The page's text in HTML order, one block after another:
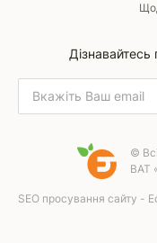
©
ВАТ
SEO просування сайту -